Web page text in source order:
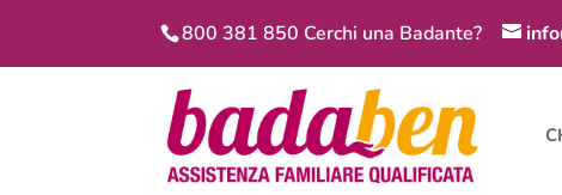
800 381 850 Cerchi una Badante?